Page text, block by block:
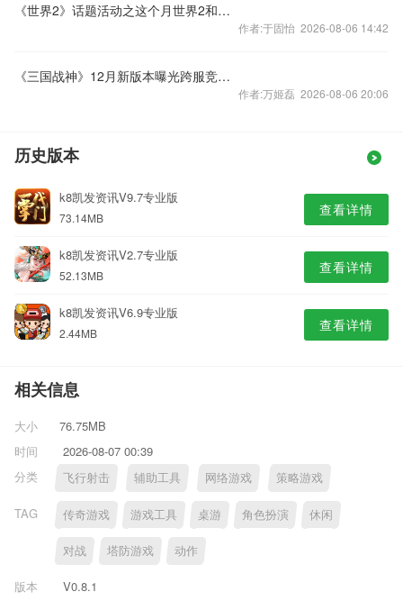
《世界2》话题活动之这个月世界2和大家见面吗？
作者:于固怡 2026-08-06 14:42
《三国战神》12月新版本曝光跨服竞技场震撼亮相
作者:万姬磊 2026-08-06 20:06
历史版本
k8凯发资讯V9.7专业版
73.14MB 查看详情
k8凯发资讯V2.7专业版
52.13MB 查看详情
k8凯发资讯V6.9专业版
2.44MB 查看详情
相关信息
大小
76.75MB
时间
2026-08-07 00:39
分类
飞行射击 辅助工具 网络游戏 策略游戏
TAG 传奇游戏 游戏工具 桌游 角色扮演 休闲
对战 塔防游戏 动作
版本
V0.8.1